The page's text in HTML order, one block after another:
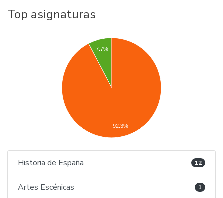
Top asignaturas
7.7%
92.3%
Historia de España 12
Artes Escénicas 1